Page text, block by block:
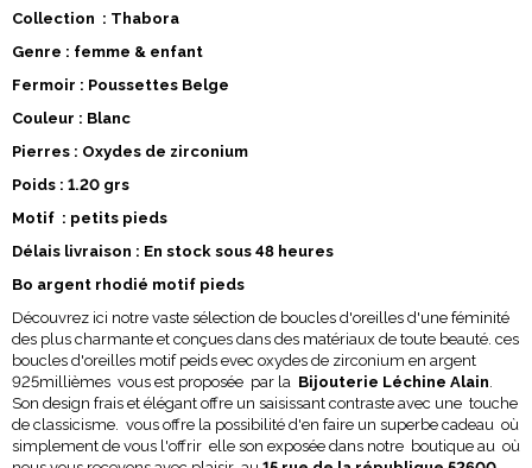
Collection : Thabora
Genre : femme & enfant
Fermoir : Poussettes Belge
Couleur : Blanc
Pierres : Oxydes de zirconium
Poids : 1.20 grs
Motif : petits pieds
Délais livraison : En stock sous 48 heures
Bo argent rhodié motif pieds
Découvrez ici notre vaste sélection de boucles d'oreilles d'une féminité
des plus charmante et conçues dans des matériaux de toute beauté. ces
boucles d'oreilles motif peids evec oxydes de zirconium en argent
925millièmes vous est proposée par la Bijouterie Léchine Alain
Son design frais et élégant offre un saisissant contraste avec une touche
de classicisme. vous offre la possibilité d'en faire un superbe cadeau où
simplement de vous l'offrir elle son exposée dans notre boutique au où